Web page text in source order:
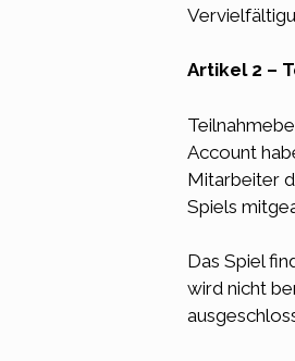
Artikel 2 –
Account
Mitarbeiter
Spiels
Das Spiel
wird nicht